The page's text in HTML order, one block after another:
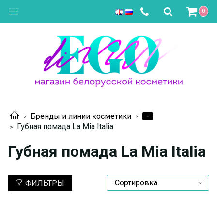
0
Бренды и линии косметики
-
Губная помада La Mia Italia
Губная помада La Mia Italia
ФИЛЬТРЫ